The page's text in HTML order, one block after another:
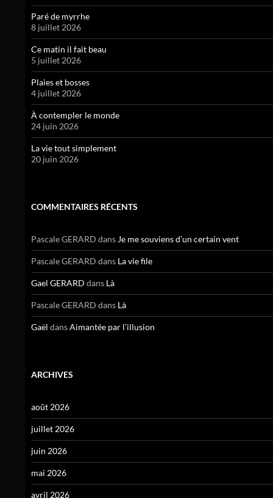
Paré de myrrhe
8 juillet 2026
Ce matin il fait beau
5 juillet 2026
Plaies et bosses
4 juillet 2026
À contempler le monde
24 juin 2026
La vie tout simplement
20 juin 2026
COMMENTAIRES RÉCENTS
Pascale GERARD dans Je me souviens d’un certain vent
Pascale GERARD dans La vie file
Gael GERARD dans Là
Pascale GERARD dans Là
Gaël dansAimantée par l’illusion
ARCHIVES
août 2026
juillet 2026
juin 2026
mai 2026
avril 2026